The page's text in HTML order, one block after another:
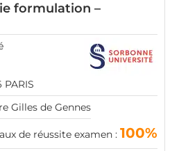
formulation –
PARIS
Gilles de Gennes
de réussite examen : 100%